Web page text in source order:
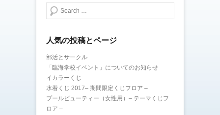
検索する
人気の投稿とページ
部活とサークル
「臨海学校イベント」についてのお知らせ
イカラーくじ
水着くじ 2017– 期間限定くじフロア –
プールビューティー（女性用）– テーマくじフ
ロア –